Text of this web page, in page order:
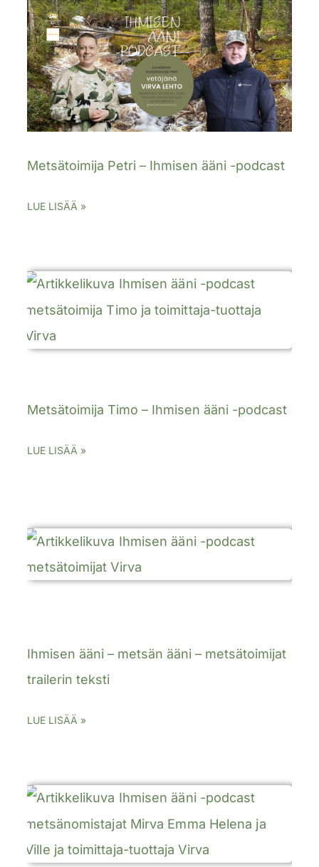
Metsätoimija Petri – Ihmisen ääni -podcast
LUE LISÄÄ »
Metsätoimija Timo – Ihmisen ääni -podcast
LUE LISÄÄ »
Ihmisen ääni – metsän ääni – metsätoimijat
trailerin teksti
LUE LISÄÄ »